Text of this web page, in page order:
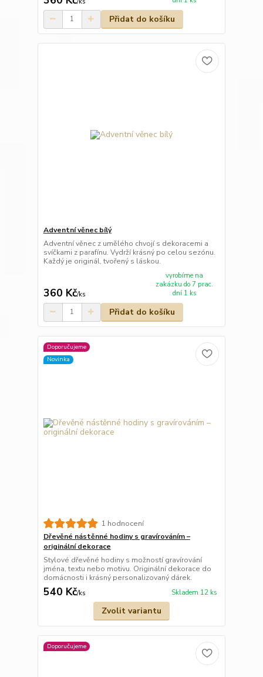
Přidat do košíku
Adventní věnec bílý
Adventní věnec z umělého chvojí s dekoracemi a
svíčkami z parafínu. Vydrží krásný po celou sezónu.
Každý je originál, tvořený s láskou.
360 Kč/ks
vyrobíme na
zakázku do 7 prac.
dní 1 ks
Přidat do košíku
Doporučujeme
Novinka
1 hodnocení
Dřevěné nástěnné hodiny s gravírováním –
originální dekorace
Stylové dřevěné hodiny s možností gravírování
jména, textu nebo motivu. Originální dekorace do
domácnosti i krásný personalizovaný dárek.
540 Kč/ks Skladem 12 ks
Zvolit variantu
Doporučujeme